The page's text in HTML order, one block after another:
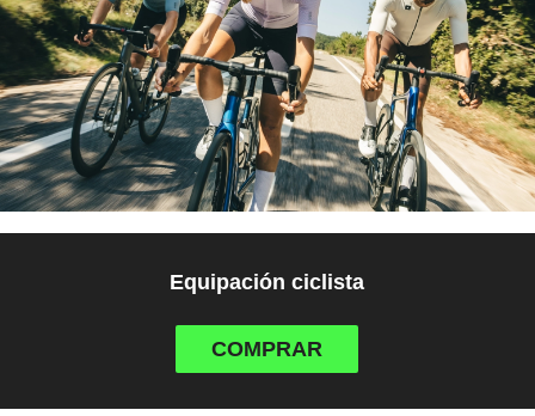
Equipación ciclista
COMPRAR